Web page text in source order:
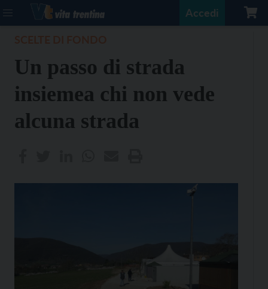
Accedi
Un passo di strada
insiemea chi non vede
alcuna strada